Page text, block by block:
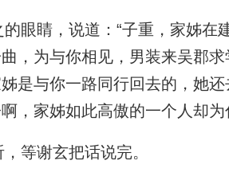
眼睛，说道：“子重，家姊在
，为与你相见，男装来吴郡
姊是与你一路同行回去的，她
，家姊如此高傲的一个人却为
等谢玄把话说完。